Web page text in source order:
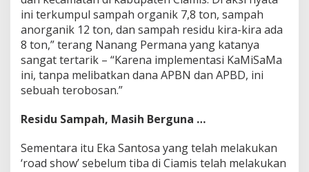
ini terkumpul sampah organik 7,8 ton, sampah
anorganik 12 ton, dan sampah residu kira-kira ada
8 ton,” terang Nanang Permana yang katanya
sangat tertarik – “Karena implementasi KaMiSaMa
ini, tanpa melibatkan dana APBN dan APBD, ini
sebuah terobosan.”
Residu Sampah, Masih Berguna …
Sementara itu Eka Santosa yang telah melakukan
‘road show’ sebelum tiba di Ciamis telah melakukan